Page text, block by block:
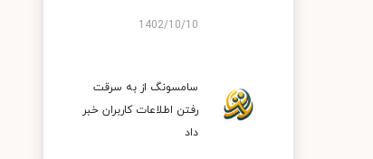
1402/10/10
سامسونگ از به سرقت
رفتن اطلاعات کاربران خبر
داد